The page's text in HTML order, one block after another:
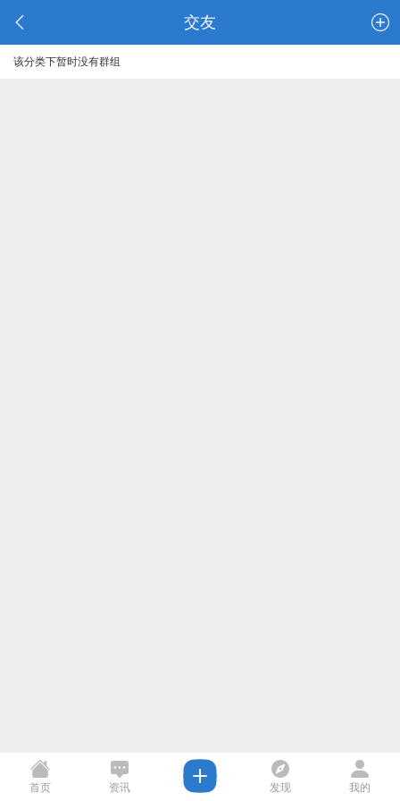
交友
该分类下暂时没有群组
首页 资讯 发现 我的